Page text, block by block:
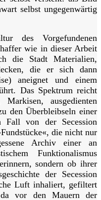
selbst ungegenwärtig
des Vorgefundenen
wie in dieser Arbeit
die Stadt Materialien,
die er sich dann
aneignet und einem
Das Spektrum reicht
ausgedienten
den Überbleibseln einer
Fall von der Secession
die nicht nur
Archiv einer an
Funktionalismus
sondern ob ihrer
der Secession
Luft inhaliert, gefiltert
vor den Mauern der